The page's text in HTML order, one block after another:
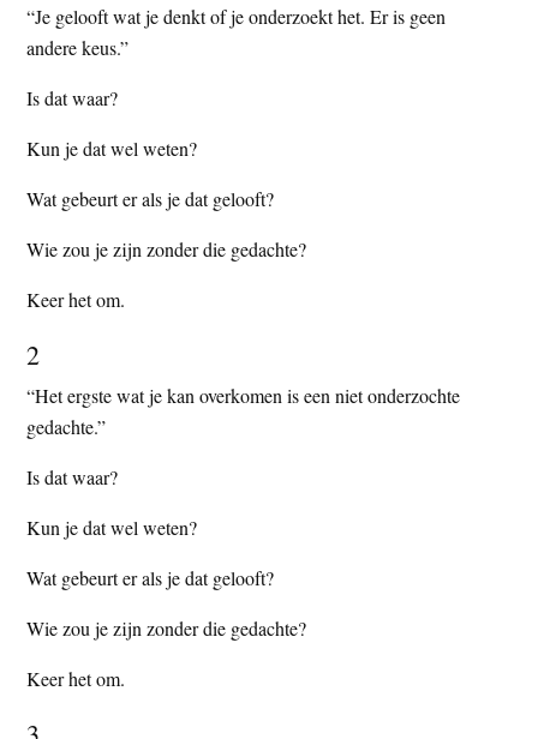
“Je gelooft wat je denkt of je onderzoekt het. Er is geen
andere keus.”
Is dat waar?
Kun je dat wel weten?
Wat gebeurt er als je dat gelooft?
Wie zou je zijn zonder die gedachte?
Keer het om.
2
“Het ergste wat je kan overkomen is een niet onderzochte
gedachte.”
Is dat waar?
Kun je dat wel weten?
Wat gebeurt er als je dat gelooft?
Wie zou je zijn zonder die gedachte?
Keer het om.